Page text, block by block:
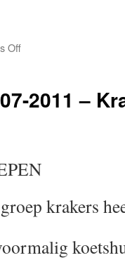
Off
2011 –
krakers